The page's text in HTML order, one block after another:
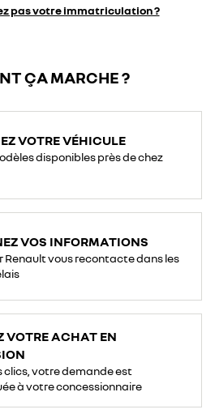
pas votre immatriculation ?
ÇA MARCHE ?
VOTRE VÉHICULE
disponibles près de chez
VOS INFORMATIONS
Renault vous recontacte dans les
VOTRE ACHAT EN
clics, votre demande est
à votre concessionnaire